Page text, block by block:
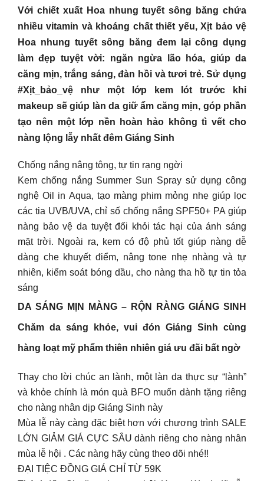
Với chiết xuất Hoa nhung tuyết sông băng chứa
nhiều vitamin và khoáng chất thiết yếu, Xịt bảo vệ
Hoa nhung tuyết sông băng đem lại công dụng
làm đẹp tuyệt vời: ngăn ngừa lão hóa, giúp da
căng mịn, trắng sáng, đàn hồi và tươi trẻ. Sử dụng
#Xịt_bảo_vệ như một lớp kem lót trước khi
makeup sẽ giúp làn da giữ ẩm căng mịn, góp phần
tạo nên một lớp nền hoàn hảo không tì vết cho
nàng lộng lẫy nhất đêm Giáng Sinh
Chống nắng nâng tông, tự tin rạng ngời
Kem chống nắng Summer Sun Spray sử dụng công
nghệ Oil in Aqua, tạo màng phim mỏng nhẹ giúp lọc
các tia UVB/UVA, chỉ số chống nắng SPF50+ PA giúp
nàng bảo vệ da tuyệt đối khỏi tác hại của ánh sáng
mặt trời. Ngoài ra, kem có độ phủ tốt giúp nàng dễ
dàng che khuyết điểm, nâng tone nhẹ nhàng và tự
nhiên, kiểm soát bóng dầu, cho nàng tha hồ tự tin tỏa
sáng
DA SÁNG MỊN MÀNG – RỘN RÀNG GIÁNG SINH
Chăm da sáng khỏe, vui đón Giáng Sinh cùng
hàng loạt mỹ phẩm thiên nhiên giá ưu đãi bất ngờ
Thay cho lời chúc an lành, một làn da thực sự “lành”
và khỏe chính là món quà BFO muốn dành tặng riêng
cho nàng nhân dịp Giáng Sinh này
Mùa lễ này càng đặc biệt hơn với chương trình SALE
LỚN GIẢM GIÁ CỰC SÂU dành riêng cho nàng nhân
mùa lễ hội . Các nàng hãy cùng theo dõi nhé!!
ĐẠI TIỆC ĐỒNG GIÁ CHỈ TỪ 59K